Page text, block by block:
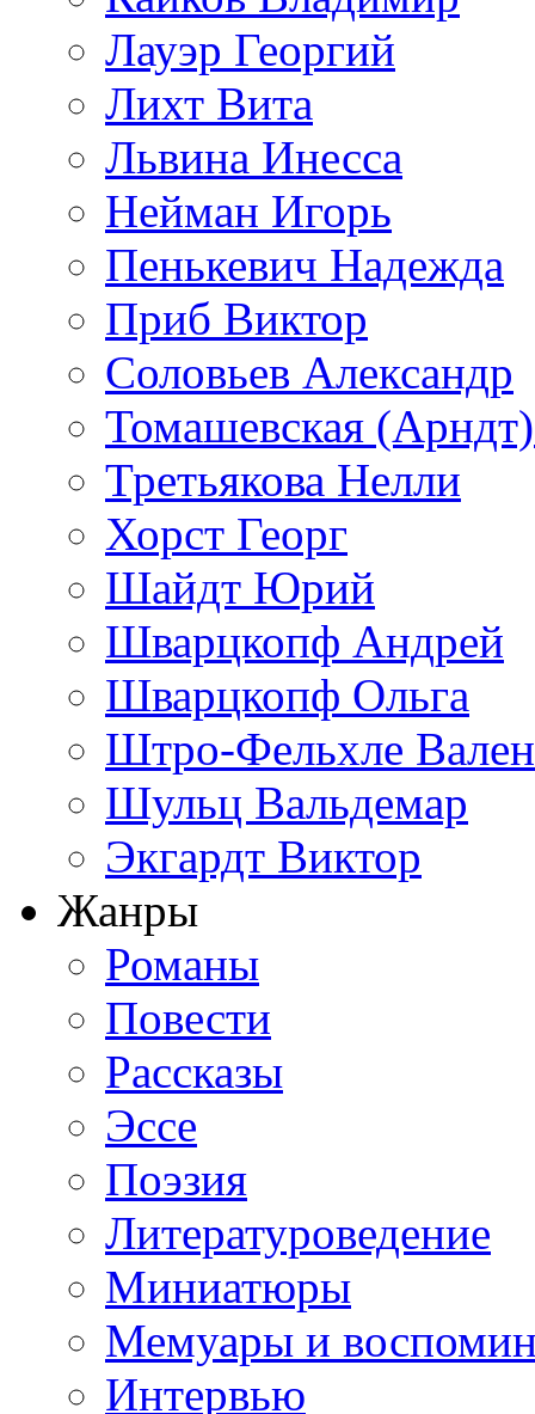
Лауэр Георгий
Лихт Вита
Львина Инесса
Нейман Игорь
Пенькевич Надежда
Приб Виктор
Соловьев Александр
Томашевская
Третьякова Нелли
Хорст Георг
Шайдт Юрий
Шварцкопф Андрей
Шварцкопф Ольга
Штро-Фельхле
Шульц Вальдемар
Экгардт Виктор
Жанры
Романы
Повести
Рассказы
Эссе
Поэзия
Литературоведение
Миниатюры
Мемуары и
Интервью